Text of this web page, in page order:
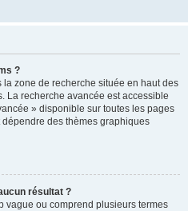
?
zone de recherche située en haut des
La recherche avancée est accessible
» disponible sur toutes les pages
dépendre des thèmes graphiques
résultat ?
vague ou comprend plusieurs termes